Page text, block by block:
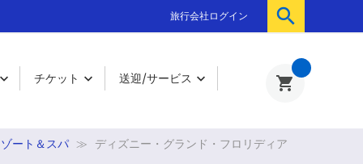
旅行会社ログイン 
 
チケット 
送迎/サービス shopping_cart
ート＆スパ
ディズニー・グランド・フロリディア